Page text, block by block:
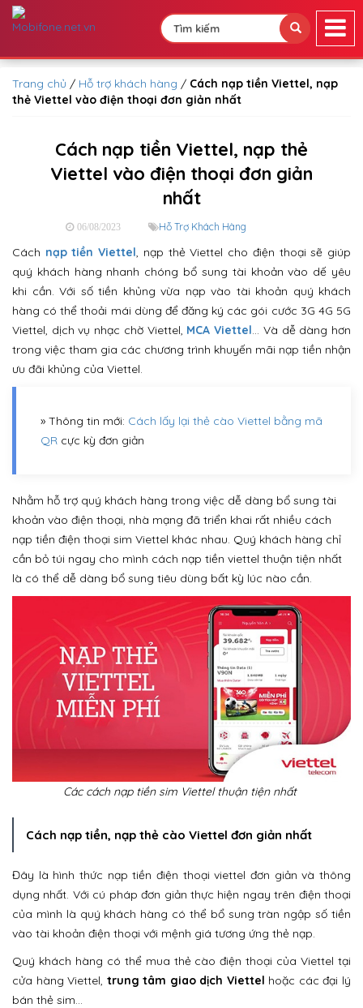
Trang chủ / Hỗ trợ khách hàng / Cách nạp tiền Viettel, nạp
thẻ Viettel vào điện thoại đơn giản nhất
Cách nạp tiền Viettel, nạp thẻ
Viettel vào điện thoại đơn giản
nhất
06/08/2023 Hỗ Trợ Khách Hàng
Cách nạp tiền Viettel, nạp thẻ Viettel cho điện thoại sẽ giúp
quý khách hàng nhanh chóng bổ sung tài khoản vào dế yêu
khi cần. Với số tiền khủng vừa nạp vào tài khoản quý khách
hàng có thể thoải mái dùng để đăng ký các gói cước 3G 4G 5G
Viettel, dịch vụ nhạc chờ Viettel, MCA Viettel… Và dễ dàng hơn
trong việc tham gia các chương trình khuyến mãi nạp tiền nhận
ưu đãi khủng của Viettel.
» Thông tin mới: Cách lấy lại thẻ cào Viettel bằng mã
QR cực kỳ đơn giản
Nhằm hỗ trợ quý khách hàng trong việc dễ dàng bổ sung tài
khoản vào điện thoại, nhà mạng đã triển khai rất nhiều cách
nạp tiền điện thoại sim Viettel khác nhau. Quý khách hàng chỉ
cần bỏ túi ngay cho mình cách nạp tiền viettel thuận tiện nhất
là có thể dễ dàng bổ sung tiêu dùng bất kỳ lúc nào cần.
Các cách nạp tiền sim Viettel thuận tiện nhất
Cách nạp tiền, nạp thẻ cào Viettel đơn giản nhất
Đây là hình thức nạp tiền điện thoại viettel đơn giản và thông
dụng nhất. Với cú pháp đơn giản thực hiện ngay trên điện thoại
của mình là quý khách hàng có thể bổ sung tràn ngập số tiền
vào tài khoản điện thoại với mệnh giá tương ứng thẻ nạp.
Quý khách hàng có thể mua thẻ cào điện thoại của Viettel tại
cửa hàng Viettel, trung tâm giao dịch Viettel hoặc các đại lý
bán thẻ sim…